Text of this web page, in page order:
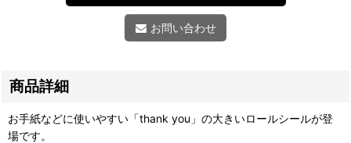
お問い合わせ
商品詳細
お手紙などに使いやすい「thank you」の大きいロールシールが登
場です。